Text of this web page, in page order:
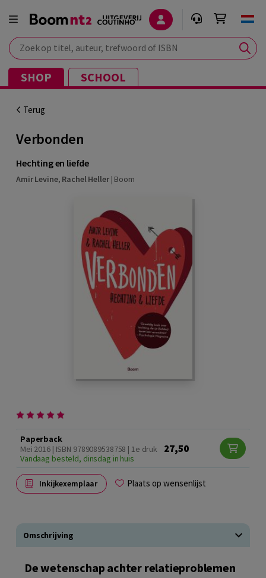
Zoek op titel, auteur, trefwoord of ISBN
SHOP SCHOOL
Terug
Verbonden
Hechting en liefde
Amir Levine, Rachel Heller| Boom
Paperback
Mei 2016 | ISBN 9789089538758 | 1e druk
Vandaag besteld, dinsdag in huis
27,50
Inkijkexemplaar Plaats op wensenlijst
Omschrijving
De wetenschap achter relatieproblemen